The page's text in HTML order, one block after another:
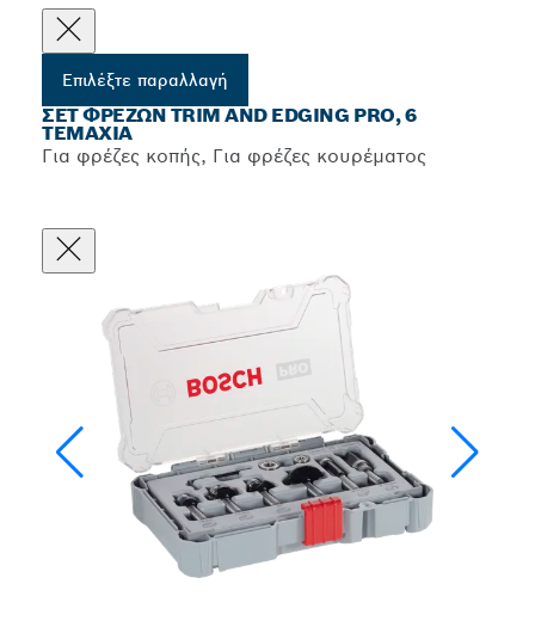
Επιλέξτε παραλλαγή
ΣΕΤ ΦΡΕΖΏΝ TRIM AND EDGING PRO, 6
ΤΕΜΆΧΙΑ
Για φρέζες κοπής, Για φρέζες κουρέματος